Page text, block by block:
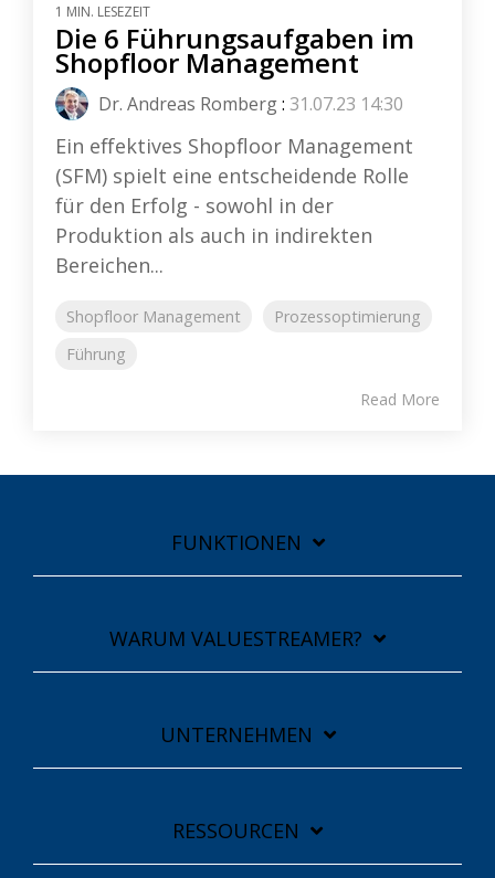
1 MIN. LESEZEIT
Die 6 Führungsaufgaben im
Shopfloor Management
Dr. Andreas Romberg: 31.07.23 14:30
Ein effektives Shopfloor Management
(SFM) spielt eine entscheidende Rolle
für den Erfolg - sowohl in der
Produktion als auch in indirekten
Bereichen...
Shopfloor Management
Prozessoptimierung
Führung
Read More
FUNKTIONEN
WARUM VALUESTREAMER?
UNTERNEHMEN
RESSOURCEN